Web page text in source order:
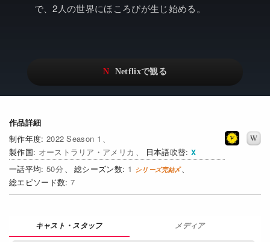
Netflixオリジナル作品
日本語吹替対応作品
その他の国のTV番組
Netflix Video
Netflix 吹替版作品
Netflix 高い評価の海外作品
Watchlist
過去の配信終了作品
Get Freaxフォーラム
で、2人の世界にほころびが生じ始める。
作品詳細
2022 Season 1
オーストラリア・アメリカ
日本語吹替
50
1
7
メディア